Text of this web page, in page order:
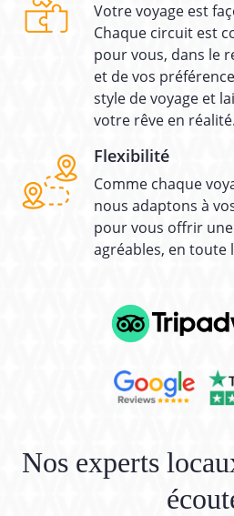
Votre voyage est
Chaque circuit est
pour vous, dans le
et de vos
style de voyage et
votre rêve en réalité.
Flexibilité
Comme chaque
nous adaptons à
pour vous offrir
agréables, en toute
Nos experts